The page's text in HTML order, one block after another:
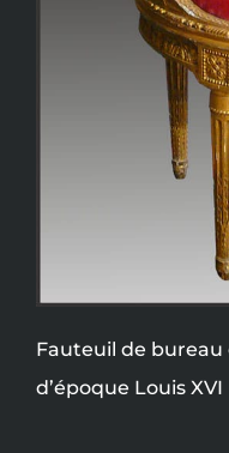
Fauteuil de bureau
d’époque Louis XVI